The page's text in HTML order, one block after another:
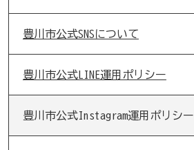
豊川市公式SNSについて
豊川市公式LINE運用ポリシー
豊川市公式Instagram運用ポリシー